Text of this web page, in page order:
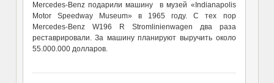
Mercedes-Benz подарили машину в музей «Indianapolis
Motor Speedway Museum» в 1965 году. С тех пор
Mercedes-Benz W196 R Stromlinienwagen два раза
реставрировали. За машину планируют выручить около
55.000.000 долларов.